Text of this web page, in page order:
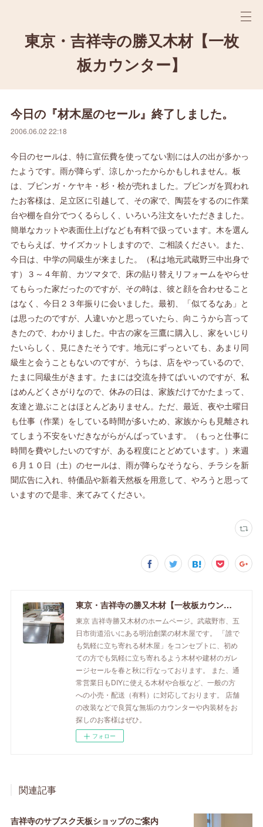
東京・吉祥寺の勝又木材【一枚
板カウンター】
今日の『材木屋のセール』終了しました。
2006.06.02 22:18
今日のセールは、特に宣伝費を使ってない割には人の出が多かっ
たようです。雨が降らず、涼しかったからかもしれません。板
は、ブビンガ・ケヤキ・杉・桧が売れました。ブビンガを買われ
たお客様は、足立区に引越して、その家で、陶芸をするのに作業
台や棚を自分でつくるらしく、いろいろ注文をいただきました。
簡単なカットや表面仕上げなども有料で扱っています。木を選ん
でもらえば、サイズカットしますので、ご相談ください。また、
今日は、中学の同級生が来ました。（私は地元武蔵野三中出身で
す）３～４年前、カツマタで、床の貼り替えリフォームをやらせ
てもらった家だったのですが、その時は、彼と顔を合わせること
はなく、今日２３年振りに会いました。最初、「似てるなあ」と
は思ったのですが、人違いかと思っていたら、向こうから言って
きたので、わかりました。中古の家を三鷹に購入し、家をいじり
たいらしく、見にきたそうです。地元にずっといても、あまり同
級生と会うこともないのですが、うちは、店をやっているので、
たまに同級生がきます。たまには交流を持てばいいのですが、私
はめんどくさがりなので、休みの日は、家族だけでかたまって、
友達と遊ぶことはほとんどありません。ただ、最近、夜や土曜日
も仕事（作業）をしている時間が多いため、家族からも見離され
てしまう不安をいだきながらがんばっています。（もっと仕事に
時間を費やしたいのですが、ある程度にとどめています。）来週
６月１０日（土）のセールは、雨が降らなそうなら、チラシを新
聞広告に入れ、特価品や新着天然板を用意して、やろうと思って
いますので是非、来てみてください。
東京・吉祥寺の勝又木材【一枚板カウンター】
東京 吉祥寺勝又木材のホームページ。武蔵野市、五
日市街道沿いにある明治創業の材木屋です。 「誰で
も気軽に立ち寄れる材木屋」をコンセプトに、初め
ての方でも気軽に立ち寄れるよう木材や建材のガレ
ージセールを春と秋に行なっております。 また、通
常営業日もDIYに使える木材や合板など、一般の方
への小売・配送（有料）に対応しております。 店舗
の改装などで良質な無垢のカウンターや内装材をお
探しのお客様はぜひ。
フォロー
関連記事
吉祥寺のサブスク天板ショップのご案内